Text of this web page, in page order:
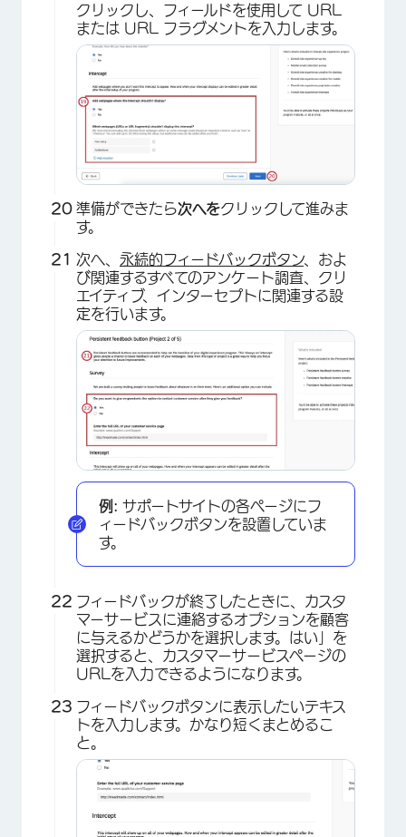
×
クリックし、フィールドを使用して URL
または URL フラグメントを入力します。
準備ができたら次へをクリックして進みま
す。
次へ、 永続的フィードバックボタン、およ
び関連するすべてのアンケート調査、クリ
エイティブ、インターセプトに関連する設
定を行います。
例: サポートサイトの各ページにフ
ィードバックボタンを設置していま
す。
フィードバックが終了したときに、カスタ
マーサービスに連絡するオプションを顧客
に与えるかどうかを選択します。はい」を
選択すると、カスタマーサービスページの
URLを入力できるようになります。
フィードバックボタンに表示したいテキス
トを入力します。かなり短くまとめるこ
と。